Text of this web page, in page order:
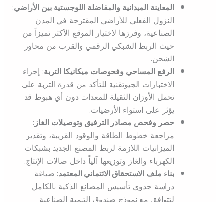
المعاينة الميدانية والمفاضلة اللوجستية بين الأراضي:
النزول الفعلي للأراضي المقترحة في المدن
الصناعية، وفرزها لاختيار الموقع الأكثر تميزاً من
حيث الربط الشبكي الرقمي والقرب من محاور
الشحن.
الرفع المساحي وفحوصات ميكانيكا التربة: إجراء
الاختبارات الجيوتقنية للتأكد من قدرة التربة على
تحمل الأوزان الثقيلة للمعدات دون أي هبوط قد
يؤثر على استواء الأرضيات.
حصر وفحص مصادر الترفيق وتوصيلات الغاز:
مراجعة خطوط الطاقة والوقود القريبة، وتقدير
الميزانيات اللازمة لربط المصنع الجديد بشبكات
الكهرباء والغاز وتوزيعها آلياً داخل صالات الإنتاج.
بناء ملف الاستحقاق الائتماني المعتمد: صياغة
دراسة جدوى تأسيس المصانع الذكية بالكامل
لتتوافق مع نموذج صندوق التنمية الصناعية